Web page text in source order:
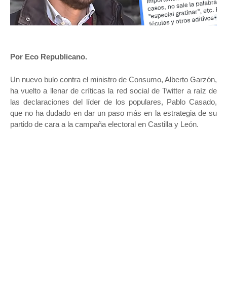
Por Eco Republicano.
Un nuevo bulo contra el ministro de Consumo, Alberto Garzón,
ha vuelto a llenar de críticas la red social de Twitter a raíz de
las declaraciones del líder de los populares, Pablo Casado,
que no ha dudado en dar un paso más en la estrategia de su
partido de cara a la campaña electoral en Castilla y León.